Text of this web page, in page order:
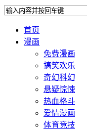
首页
漫画
免费漫画
搞笑欢乐
奇幻科幻
悬疑惊悚
热血格斗
爱情漫画
体育竞技